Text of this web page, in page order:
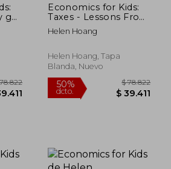
get
Economics for Kids:
Taxes - Lessons From
Fable & Fairy Tales
(en Inglés)
Helen Hoang
Helen Hoang, Tapa
Blanda, Nuevo